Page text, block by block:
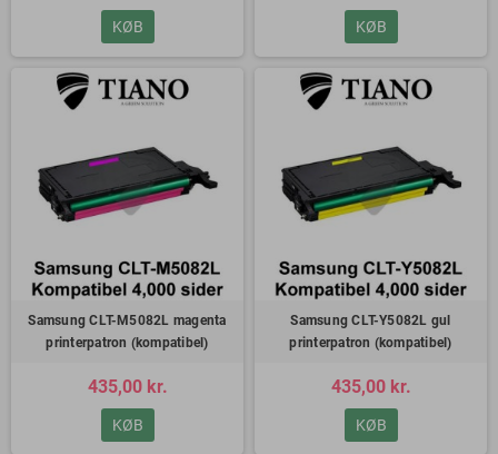
KØB KØB
Samsung CLT-M5082L magenta
printerpatron (kompatibel)
435,00 kr.
KØB
Samsung CLT-Y5082L gul
printerpatron (kompatibel)
435,00 kr.
KØB